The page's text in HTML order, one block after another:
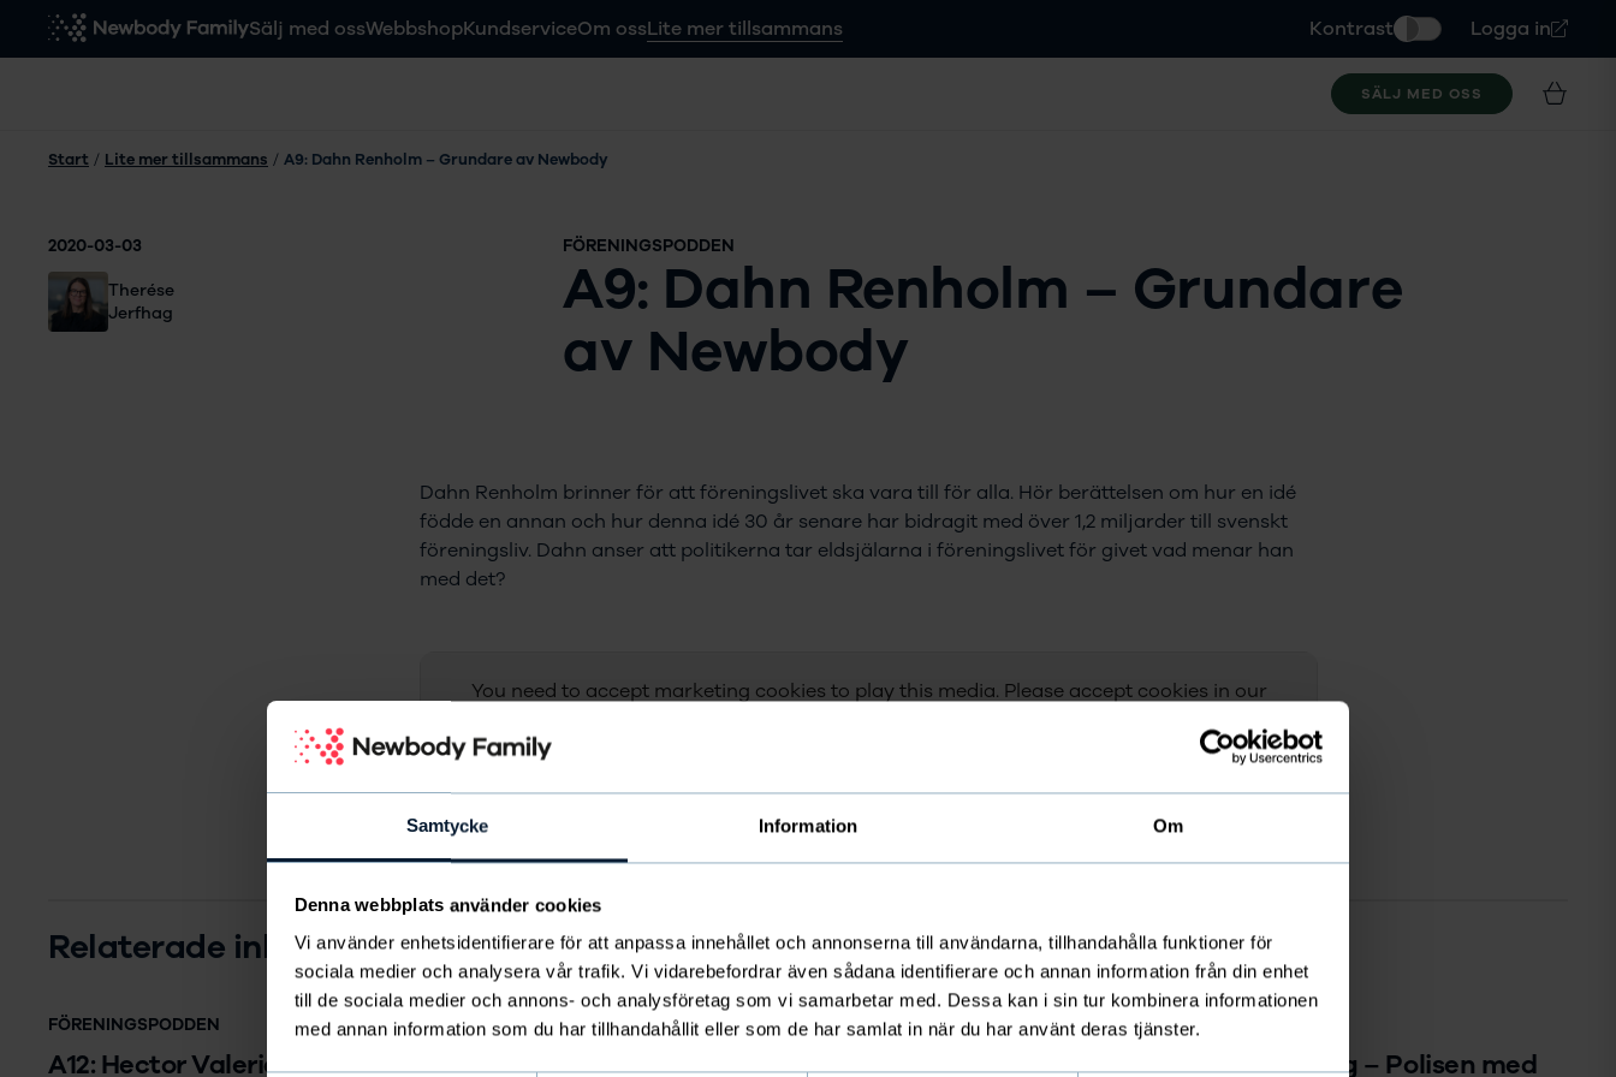
Samtycke Information Om
Denna webbplats använder cookies
Vi använder enhetsidentifierare för att anpassa innehållet och annonserna till användarna, tillhandahålla funktioner för
sociala medier och analysera vår trafik. Vi vidarebefordrar även sådana identifierare och annan information från din enhet
till de sociala medier och annons- och analysföretag som vi samarbetar med. Dessa kan i sin tur kombinera informationen
med annan information som du har tillhandahållit eller som de har samlat in när du har använt deras tjänster.
Sälj med ossWebbshopKundserviceOm ossLite mer tillsammans Kontrast Logga in
SÄLJ MED OSS
Start / Lite mer tillsammans / A9: Dahn Renholm – Grundare av Newbody
2020-03-03
Therése
Jerfhag
FÖRENINGSPODDEN
A9: Dahn Renholm – Grundare
av Newbody
Dahn Renholm brinner för att föreningslivet ska vara till för alla. Hör berättelsen om hur en idé
födde en annan och hur denna idé 30 år senare har bidragit med över 1,2 miljarder till svenskt
föreningsliv. Dahn anser att politikerna tar eldsjälarna i föreningslivet för givet vad menar han
med det?
You need to accept marketing cookies to play this media. Please accept cookies in our
CHANGE CONSENT
Relaterade inlägg
FÖRENINGSPODDEN
A12: Hector Valeria – Eldsjälen som
FÖRENINGSPODDEN
A11: Marcus Enoksson -
FÖRENINGSPODDEN
A10: Anders Klingberg – Polisen med